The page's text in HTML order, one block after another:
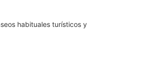
habituales turísticos y